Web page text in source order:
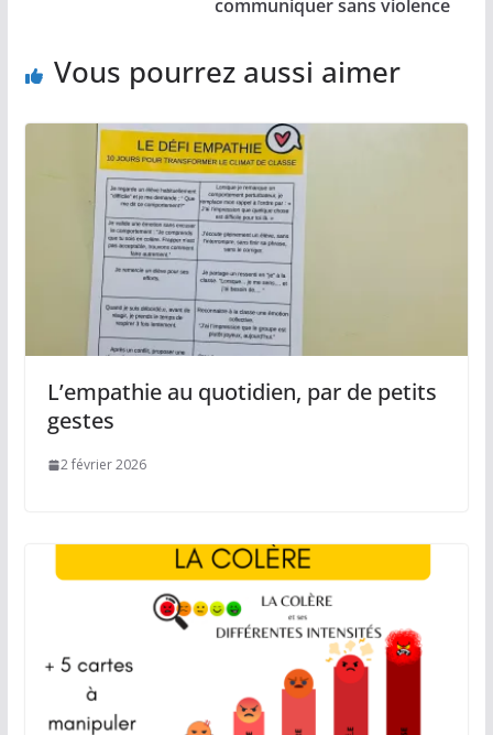
communiquer sans violence
Vous pourrez aussi aimer
L’empathie au quotidien, par de petits
gestes
2 février 2026